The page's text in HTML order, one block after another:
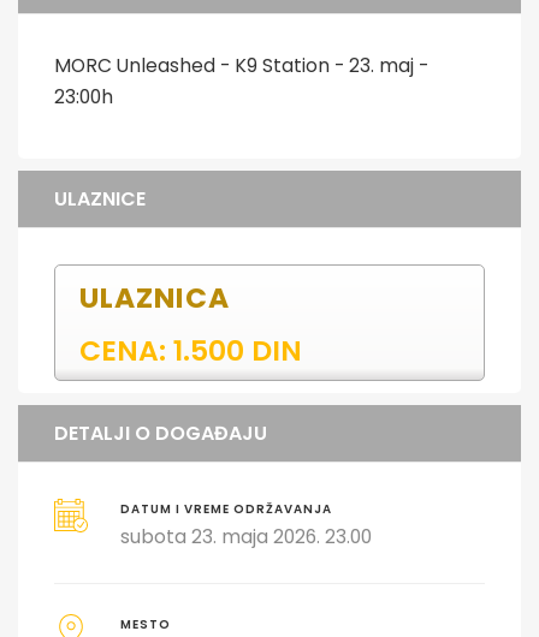
MORC Unleashed - K9 Station - 23. maj -
23:00h
ULAZNICE
ULAZNICA
CENA: 1.500 DIN
DETALJI O DOGAĐAJU
DATUM I VREME ODRŽAVANJA
subota 23. maja 2026. 23.00
MESTO